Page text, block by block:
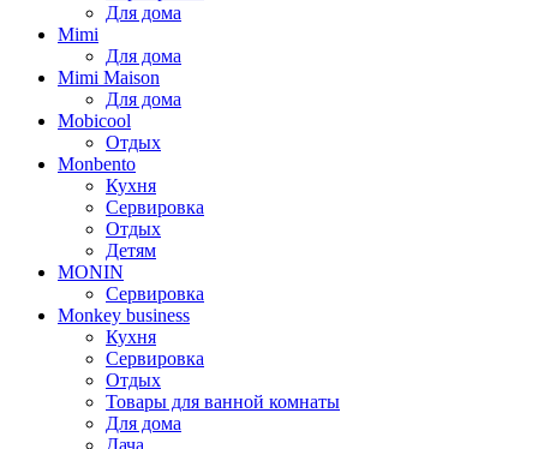
Для дома
Mimi
Для дома
Mimi Maison
Для дома
Mobicool
Отдых
Monbento
Кухня
Сервировка
Отдых
Детям
MONIN
Сервировка
Monkey business
Кухня
Сервировка
Отдых
Товары для ванной комнаты
Для дома